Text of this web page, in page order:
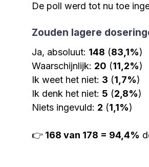
Onderzoek AfbouwZORG Zeg
Andere verhalen oxycodon
Tramadol | Dossier
De poll werd tot nu toe ing
Zouden lagere
Ja, absoluut: 148 (83,1%)
Waarschijnlijk: 20 (11,2%)
Ik weet het niet: 3 (1,7%)
Ik denk het niet: 5 (2,8%)
Niets ingevuld: 2 (1,1%)
👉 168 van 178 = 94,4%